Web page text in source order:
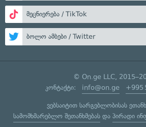
მეცნიერება / TikTok
ბოლო ამბები / Twitter
© On.ge LLC,
კონტაქტი: info@on.ge +995
ვებსაიტით სარგებლობისას
სამომხმარებლო შეთანხმებასდა პირადი